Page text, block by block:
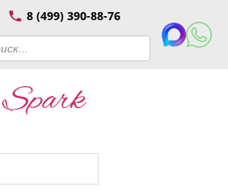
8 (499) 390-88-76